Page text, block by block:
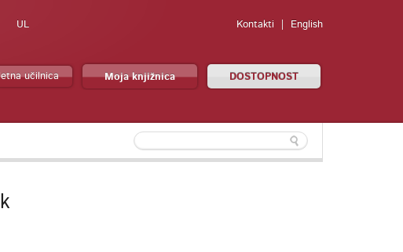
UL Kontakti English
učilnica Moja knjižnica DOSTOPNOST